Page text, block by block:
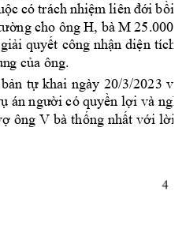
4
có trch nhiệm liên đới bồi
cho ông H, bà M 25.
giải quyết công nhận diện tích
g của ông.
bản tự khai ngày 20/3/2023 v
n người có quyền lợi và
ông V bà thống nhất với lời